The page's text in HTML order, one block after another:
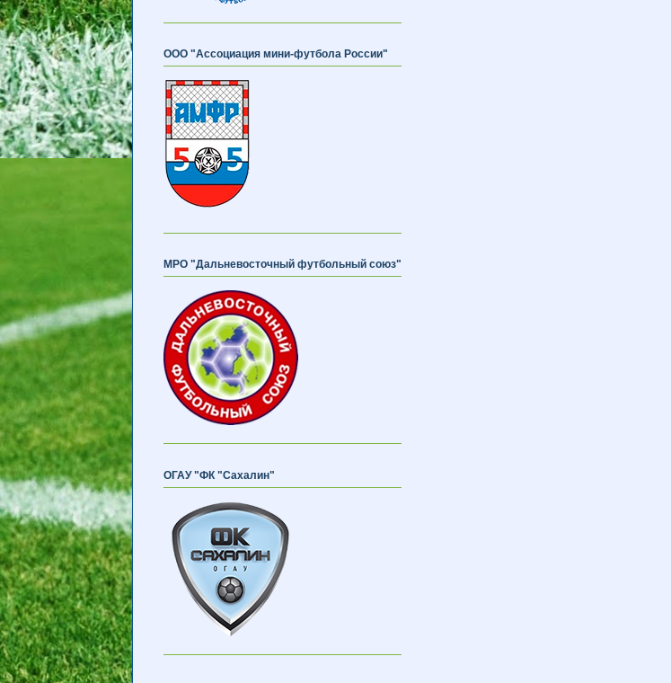
ООО "Ассоциация мини-футбола России"
МРО "Дальневосточный футбольный союз"
ОГАУ "ФК "Сахалин"